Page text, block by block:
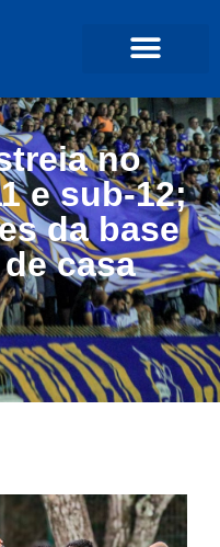
no
e sub-12;
da base
casa